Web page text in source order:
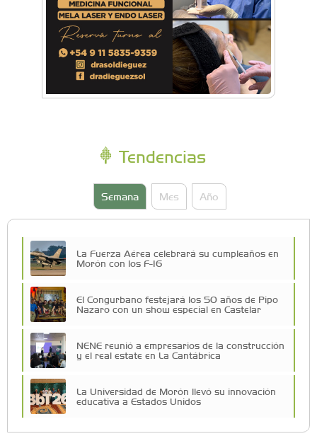
Tendencias
Semana Mes Año
La Fuerza Aérea celebrará su cumpleaños en
Morón con los F-16
El Congurbano festejará los 50 años de Pipo
Nazaro con un show especial en Castelar
NENE reunió a empresarios de la construcción
y el real estate en La Cantábrica
La Universidad de Morón llevó su innovación
educativa a Estados Unidos